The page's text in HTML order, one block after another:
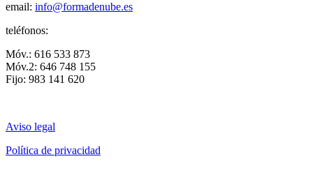
email: info@formadenube.es
teléfonos:
Móv.: 616 533 873
Móv.2: 646 748 155
Fijo: 983 141 620
Aviso legal
Política de privacidad